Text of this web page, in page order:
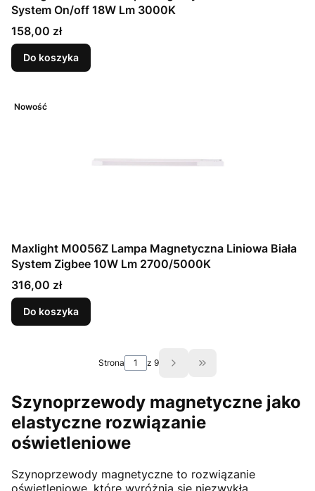
System On/off 18W Lm 3000K
Cena
158,00 zł
Do koszyka
Nowość
Maxlight M0056Z Lampa Magnetyczna Liniowa Biała
System Zigbee 10W Lm 2700/5000K
Cena
316,00 zł
Do koszyka
Strona z 9 Przejdź do ostatniej
Szynoprzewody magnetyczne jako
elastyczne rozwiązanie
oświetleniowe
Szynoprzewody magnetyczne to rozwiązanie
oświetleniowe, które wyróżnia się niezwykłą